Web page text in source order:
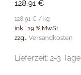
128,91 €
128,91 € / kg
inkl. 19 % MwSt.
zzgl. Versandkosten
Lieferzeit: 2-3 Tage